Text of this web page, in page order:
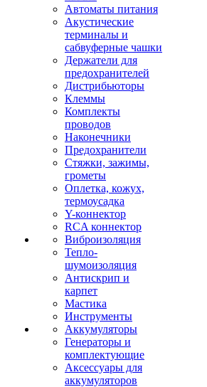
Автоматы питания
Акустические
терминалы и
сабвуферные чашки
Держатели для
предохранителей
Дистрибьюторы
Клеммы
Комплекты
проводов
Наконечники
Предохранители
Стяжки, зажимы,
грометы
Оплетка, кожух,
термоусадка
Y-коннектор
RCA коннектор
Виброизоляция
Тепло-
шумоизоляция
Антискрип и
карпет
Мастика
Инструменты
Аккумуляторы
Генераторы и
комплектующие
Аксессуары для
аккумуляторов